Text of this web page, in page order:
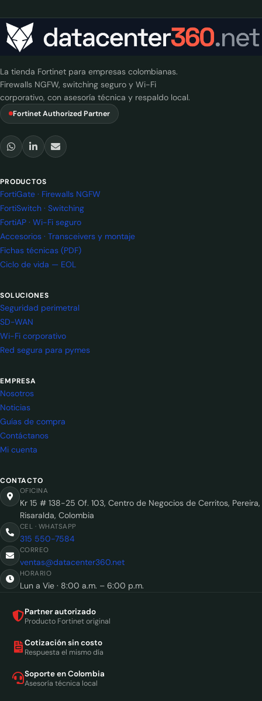
La tienda Fortinet para empresas colombianas.
Firewalls NGFW, switching seguro y Wi-Fi
corporativo, con asesoría técnica y respaldo local.
Fortinet Authorized Partner
PRODUCTOS
FortiGate · Firewalls NGFW
FortiSwitch · Switching
FortiAP · Wi-Fi seguro
Accesorios · Transceivers y montaje
Fichas técnicas (PDF)
Ciclo de vida — EOL
SOLUCIONES
Seguridad perimetral
SD-WAN
Wi-Fi corporativo
Red segura para pymes
EMPRESA
Nosotros
Noticias
Guías de compra
Contáctanos
Mi cuenta
CONTACTO
OFICINA
Kr 15 # 138-25 Of. 103, Centro de Negocios de Cerritos, Pereira,
Risaralda, Colombia
CEL · WHATSAPP
315 550-7584
CORREO
ventas@datacenter360.net
HORARIO
Lun a Vie · 8:00 a.m. – 6:00 p.m.
Partner autorizado
Producto Fortinet original
Cotización sin costo
Respuesta el mismo día
Soporte en Colombia
Asesoría técnica local